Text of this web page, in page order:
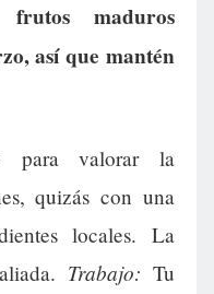
maduros
así que mantén
para valorar la
quizás con una
locales. La
Trabajo: Tu